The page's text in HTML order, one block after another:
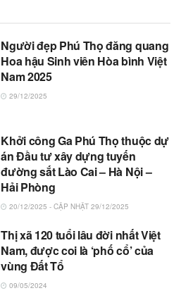
Người đẹp Phú Thọ đăng quang
Hoa hậu Sinh viên Hòa bình Việt
Nam 2025
29/12/2025
Khởi công Ga Phú Thọ thuộc dự
án Đầu tư xây dựng tuyến
đường sắt Lào Cai – Hà Nội –
Hải Phòng
20/12/2025 - CẬP NHẬT 29/12/2025
Thị xã 120 tuổi lâu đời nhất Việt
Nam, được coi là ‘phố cổ’ của
vùng Đất Tổ
09/05/2024